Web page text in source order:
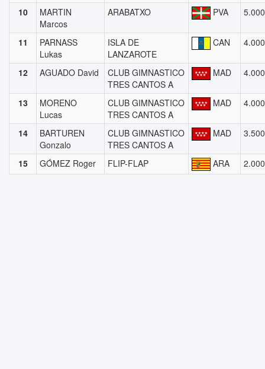
10
MARTIN
Marcos
ARABATXO PVA 5.000
11
PARNASS
Lukas
ISLA DE
LANZAROTE
CAN 4.000
12 AGUADO David
CLUB GIMNASTICO
TRES CANTOS A
MAD 4.000
13
MORENO
Lucas
CLUB GIMNASTICO
TRES CANTOS A
MAD 4.000
14
BARTUREN
Gonzalo
CLUB GIMNASTICO
TRES CANTOS A
MAD 3.500
15 GÓMEZ Roger FLIP-FLAP ARA 2.000